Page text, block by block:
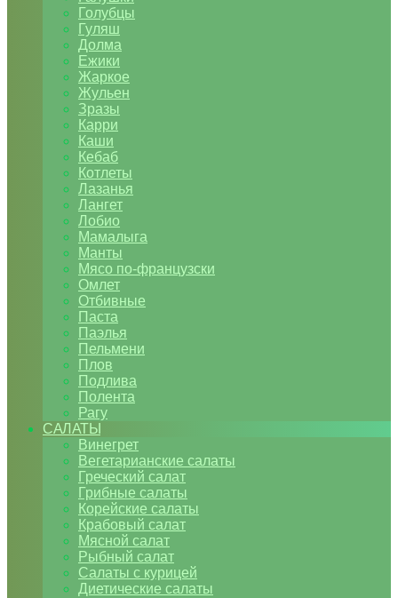
Голубцы
Гуляш
Долма
Ежики
Жаркое
Жульен
Зразы
Карри
Каши
Кебаб
Котлеты
Лазанья
Лангет
Лобио
Мамалыга
Манты
Мясо по-французски
Омлет
Отбивные
Паста
Паэлья
Пельмени
Плов
Подлива
Полента
Рагу
САЛАТЫ
Винегрет
Вегетарианские салаты
Греческий салат
Грибные салаты
Корейские салаты
Крабовый салат
Мясной салат
Рыбный салат
Салаты с курицей
Диетические салаты